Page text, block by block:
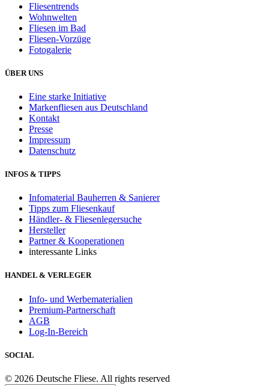
Fliesentrends
Wohnwelten
Fliesen im Bad
Fliesen-Vorzüge
Fotogalerie
ÜBER UNS
Eine starke Initiative
Markenfliesen aus Deutschland
Kontakt
Presse
Impressum
Datenschutz
INFOS & TIPPS
Infomaterial Bauherren & Sanierer
Tipps zum Fliesenkauf
Händler- & Fliesenlegersuche
Hersteller
Partner & Kooperationen
interessante Links
HANDEL & VERLEGER
Info- und Werbematerialien
Premium-Partnerschaft
AGB
Log-In-Bereich
SOCIAL
© 2026 Deutsche Fliese. All rights reserved